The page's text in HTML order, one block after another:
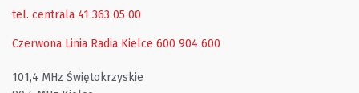
tel. centrala 41 363 05 00
Czerwona Linia Radia Kielce 600 904 600
101,4 MHz Świętokrzyskie